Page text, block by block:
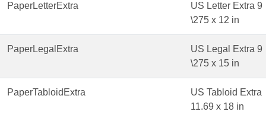
PaperLetterExtra
US Letter Extra 9
\275 x 12 in
PaperLegalExtra
US Legal Extra 9
\275 x 15 in
PaperTabloidExtra
US Tabloid Extra
11.69 x 18 in